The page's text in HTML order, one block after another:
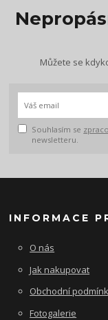
Můžete se
Souhlasím se
newsletteru.
INFORMACE
O nás
Jak nakupovat
Obchodní
Fotogalerie